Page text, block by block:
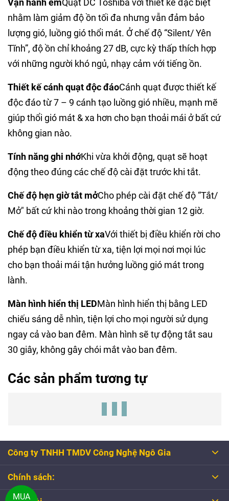
MUA
Vận hành êmQuạt DC Toshiba với thiết kế đặc biệt
nhằm làm giảm độ ồn tối đa nhưng vẫn đảm bảo
lượng gió, luồng gió thổi mát. Ở chế độ “Silent/ Yên
Tĩnh”, độ ồn chỉ khoảng 27 dB, cực kỳ thấp thích hợp
với những người khó ngủ, nhạy cảm với tiếng ồn.
Thiết kế cánh quạt độc đáoCánh quạt được thiết kế
độc đáo từ 7 – 9 cánh tạo luồng gió nhiều, mạnh mẽ
giúp thổi gió mát & xa hơn cho bạn thoải mái ở bất cứ
không gian nào.
Tính năng ghi nhớKhi vừa khởi động, quạt sẽ hoạt
động theo đúng các chế độ cài đặt trước khi tắt.
Chế độ hẹn giờ tắt mởCho phép cài đặt chế độ “Tắt/
Mở" bất cứ khi nào trong khoảng thời gian 12 giờ.
Chế độ điều khiển từ xaVới thiết bị điều khiển rời cho
phép bạn điều khiển từ xa, tiện lợi mọi nơi mọi lúc
cho bạn thoải mái tận hưởng luồng gió mát trong
lành.
Màn hình hiển thị LEDMàn hình hiển thị bằng LED
chiếu sáng dễ nhìn, tiện lợi cho mọi người sử dụng
ngay cả vào ban đêm. Màn hình sẽ tự động tắt sau
30 giây, không gây chói mắt vào ban đêm.
Các sản phẩm tương tự
Công ty TNHH TMDV Công Nghệ Ngô Gia
Chính sách: